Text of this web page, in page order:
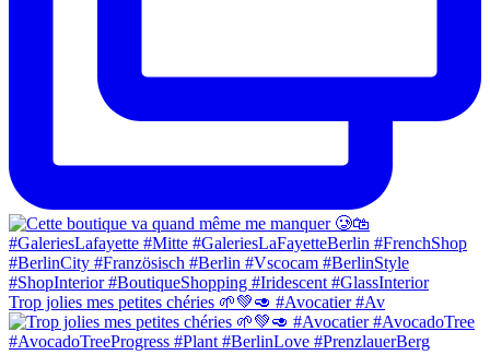
Trop jolies mes petites chéries 🌱💚🥑 #Avocatier #Av